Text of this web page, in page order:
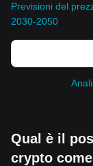
Previsioni del
2030-2050
Qual è il
crypto